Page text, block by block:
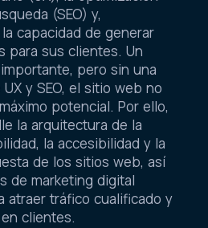
(SEO) y,
capacidad de generar
para sus clientes. Un
pero sin una
y SEO, el sitio web no
potencial. Por ello,
la arquitectura de la
la accesibilidad y la
de los sitios web, así
de marketing digital
atraer tráfico cualificado y
clientes.